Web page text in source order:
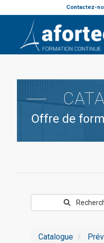
Contactez-
Offre de
Catalogue